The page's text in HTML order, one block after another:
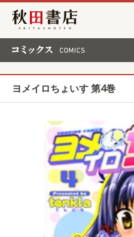
秋田書店
ヨメイロちょいす 第4巻